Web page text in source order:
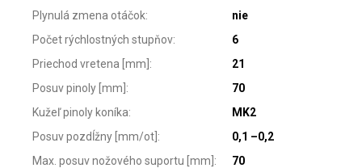
Plynulá zmena otáčok:
nie
Počet rýchlostných stupňov:
6
Priechod vretena [mm] :
21
Posuv pinoly [mm] :
70
Kužeľ pinoly koníka:
MK2
Posuv pozdĺžny [mm/ot] :
0,1 –0,2
Max. posuv nožového suportu [mm] :
70